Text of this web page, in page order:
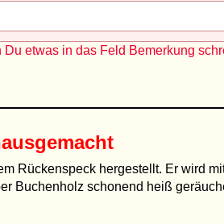
etwas in das Feld Bemerkung
Rückenspeck hergestellt. Er wird
Buchenholz schonend heiß